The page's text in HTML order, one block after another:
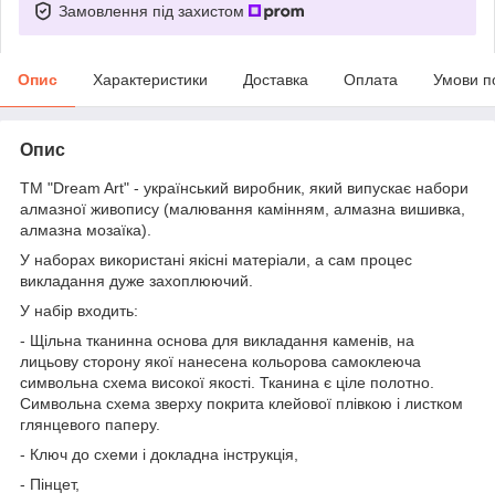
Замовлення під захистом
Опис Характеристики Доставка Оплата Умови
Опис
ТМ "Dream Art" - український виробник, який випускає набори
алмазної живопису (малювання камінням, алмазна вишивка,
алмазна мозаїка).
У наборах використані якісні матеріали, а сам процес
викладання дуже захоплюючий.
У набір входить:
- Щільна тканинна основа для викладання каменів, на
лицьову сторону якої нанесена кольорова самоклеюча
символьна схема високої якості. Тканина є ціле полотно.
Символьна схема зверху покрита клейової плівкою і листком
глянцевого паперу.
- Ключ до схеми і докладна інструкція,
- Пінцет,